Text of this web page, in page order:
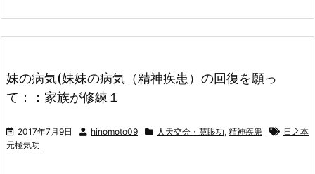
妹の病気(妹妹の病気（精神疾患）の回復を願っ
て：：家族が修練１
2017年7月9日 hinomoto09 人天交会・慧眼功, 精神疾患
日之本
元極気功